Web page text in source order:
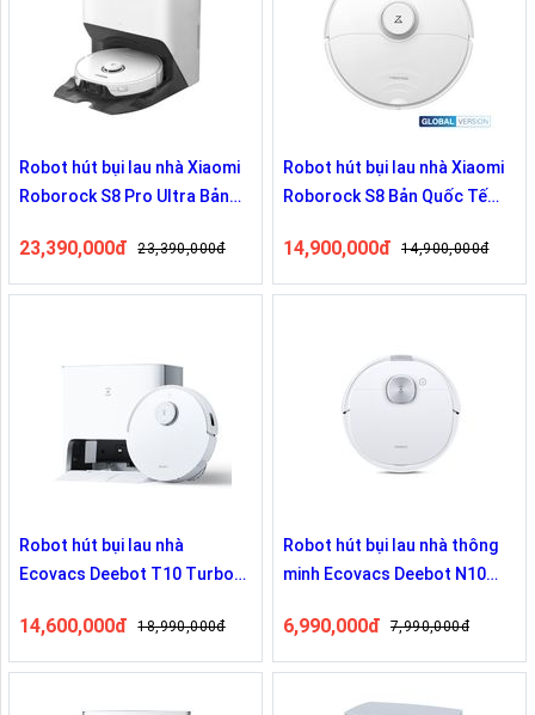
Robot hút bụi lau nhà Xiaomi
Roborock S8 Pro Ultra Bản
23,390,000đ 23,390,000đ
Robot hút bụi lau nhà Xiaomi
Roborock S8 Bản Quốc Tế
14,900,000đ 14,900,000đ
Robot hút bụi lau nhà
Ecovacs Deebot T10 Turbo
14,600,000đ 18,990,000đ
Robot hút bụi lau nhà thông
minh Ecovacs Deebot N10
6,990,000đ 7,990,000đ